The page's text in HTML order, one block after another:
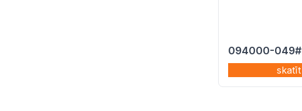
094000-049#
skatīt